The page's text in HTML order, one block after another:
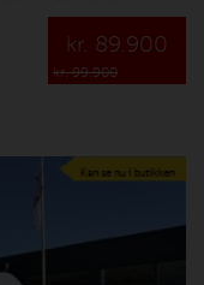
kr. 89.900
kr. 99.900